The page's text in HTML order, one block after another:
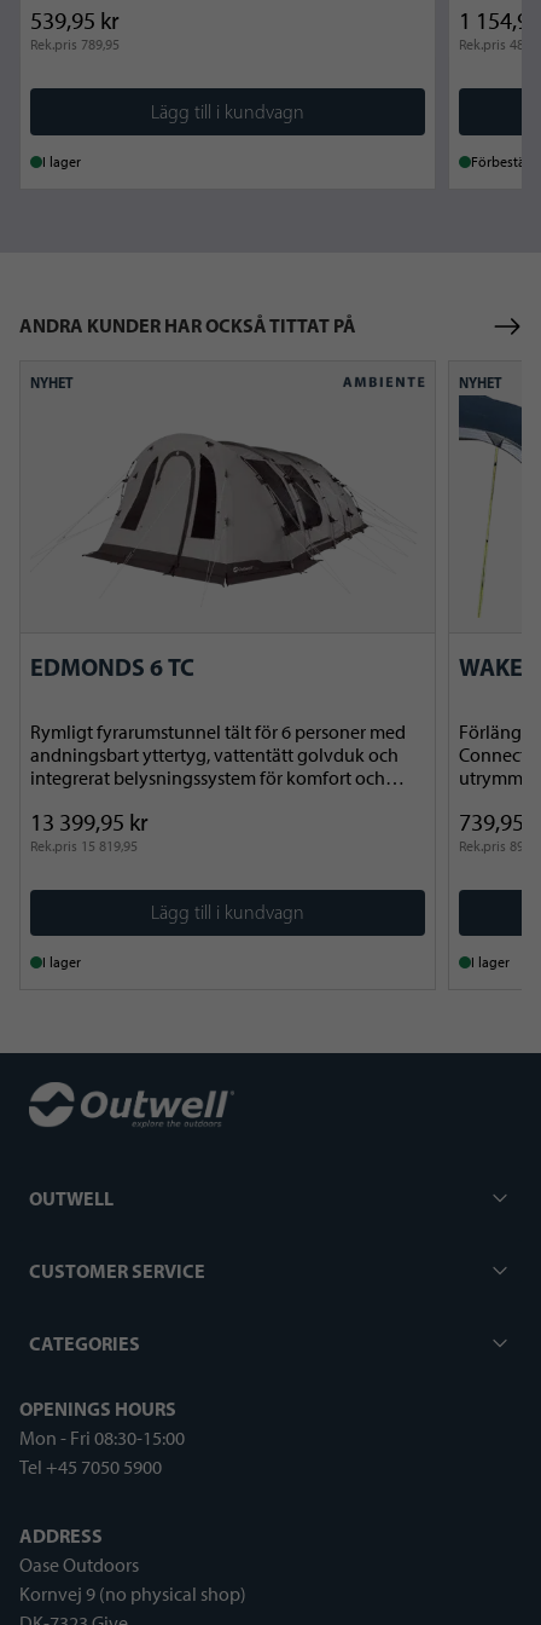
539,95 kr
Rek.pris 789,95
Lägg till i kundvagn
I lager
1
Rek.pris
Förbeställ
ANDRA KUNDER HAR OCKSÅ TITTAT PÅ
Edmonds 6 TC
NYHET
EDMONDS 6 TC
Rymligt fyrarumstunnel tält för 6 personer med
andningsbart yttertyg, vattentätt golvduk och
integrerat belysningssystem för komfort och
13 399,95 kr
Rek.pris 15 819,95
Lägg till i kundvagn
I lager
Wakefield
NYHET
Förläng
utrymme
739,95
Rek.pris
I lager
OUTWELL
CUSTOMER SERVICE
CATEGORIES
OPENINGS HOURS
Mon - Fri 08:30-15:00
Tel +45 7050 5900
ADDRESS
Oase Outdoors
Kornvej 9 (no physical shop)